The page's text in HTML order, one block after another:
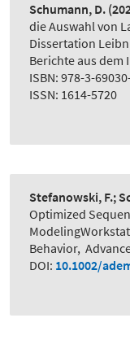
Schumann, D.
die Auswahl von
Dissertation
Berichte aus dem
ISBN: 978-3-
ISSN: 1614-5720
Stefanowski, F.;
Optimized
Behavior,
DOI: 10.1002/